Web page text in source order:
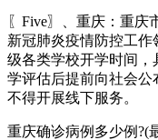
〖Five〗、重庆：重庆
新冠肺炎疫情防控工
级各类学校开学时间
学评估后提前向社会
不得开展线下服务。
重庆确诊病例多少例?(